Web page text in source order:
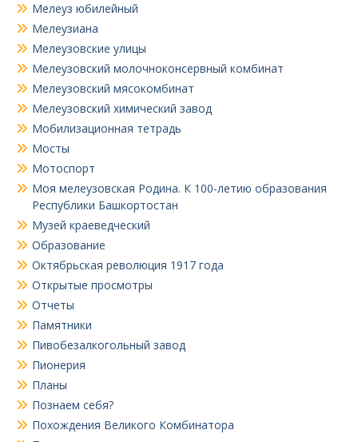
Мелеуз юбилейный
Мелеузиана
Мелеузовские улицы
Мелеузовский молочноконсервный комбинат
Мелеузовский мясокомбинат
Мелеузовский химический завод
Мобилизационная тетрадь
Мосты
Мотоспорт
Моя мелеузовская Родина. К 100-летию образования
Республики Башкортостан
Музей краеведческий
Образование
Октябрьская революция 1917 года
Открытые просмотры
Отчеты
Памятники
Пивобезалкогольный завод
Пионерия
Планы
Познаем себя?
Похождения Великого Комбинатора